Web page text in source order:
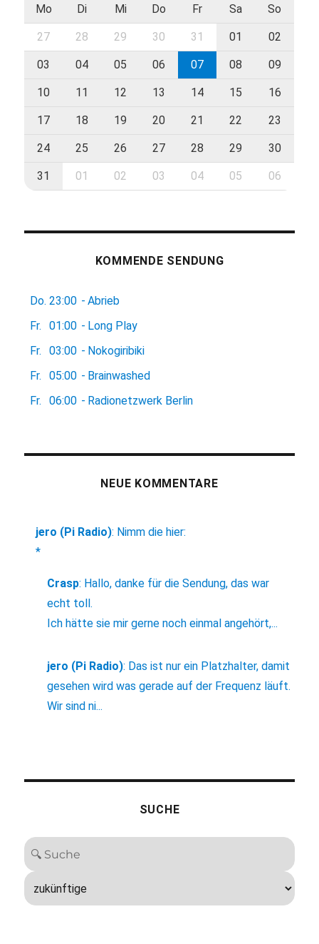
Mo Di Mi Do Fr Sa So
27 28 29 30 31 01 02
03 04 05 06 07 08 09
10 11 12 13 14 15 16
17 18 19 20 21 22 23
24 25 26 27 28 29 30
31 01 02 03 04 05 06
KOMMENDE SENDUNG
Do. 23:00 - Abrieb
Fr.
01:00 - Long Play
Fr.
03:00 - Nokogiribiki
Fr.
05:00 - Brainwashed
Fr.
06:00 - Radionetzwerk Berlin
NEUE KOMMENTARE
jero (Pi Radio): Nimm die hier:
*
Crasp: Hallo, danke für die Sendung, das war
echt toll.
Ich hätte sie mir gerne noch einmal angehört,...
jero (Pi Radio): Das ist nur ein Platzhalter, damit
gesehen wird was gerade auf der Frequenz läuft.
Wir sind ni...
SUCHE